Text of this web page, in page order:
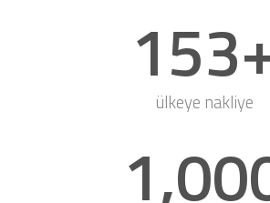
153
ülkeye nakliye